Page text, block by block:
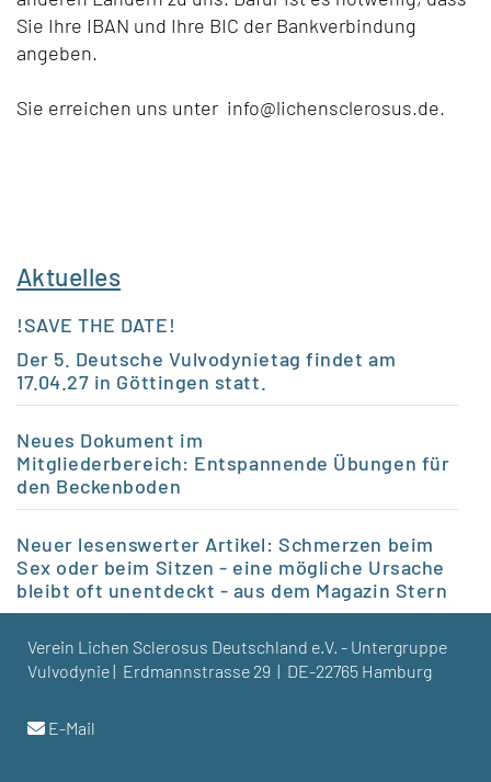
Sie Ihre IBAN und Ihre BIC der Bankverbindung
angeben.
Sie erreichen uns unter info@lichensclerosus.de.
Aktuelles
!SAVE THE DATE!
Der 5. Deutsche Vulvodynietag findet am
17.04.27 in Göttingen statt.
Neues Dokument im
Mitgliederbereich: Entspannende Übungen für
den Beckenboden
Neuer lesenswerter Artikel: Schmerzen beim
Sex oder beim Sitzen - eine mögliche Ursache
bleibt oft unentdeckt - aus dem Magazin Stern
Verein Lichen Sclerosus Deutschland e.V. - Untergruppe
Vulvodynie | Erdmannstrasse 29 | DE-22765 Hamburg
E-Mail